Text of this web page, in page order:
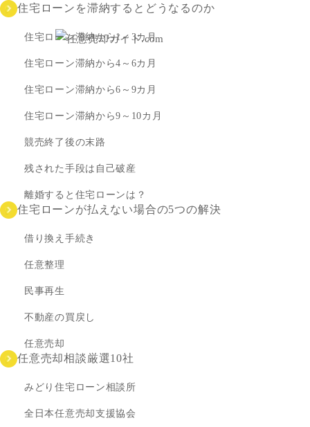
住宅ローンを滞納するとどうなるのか
住宅ローン滞納から1～3カ月
住宅ローン滞納から4～6カ月
住宅ローン滞納から6～9カ月
住宅ローン滞納から9～10カ月
競売終了後の末路
残された手段は自己破産
離婚すると住宅ローンは？
住宅ローンが払えない場合の5つの解決
借り換え手続き
任意整理
民事再生
不動産の買戻し
任意売却
任意売却相談厳選10社
みどり住宅ローン相談所
全日本任意売却支援協会